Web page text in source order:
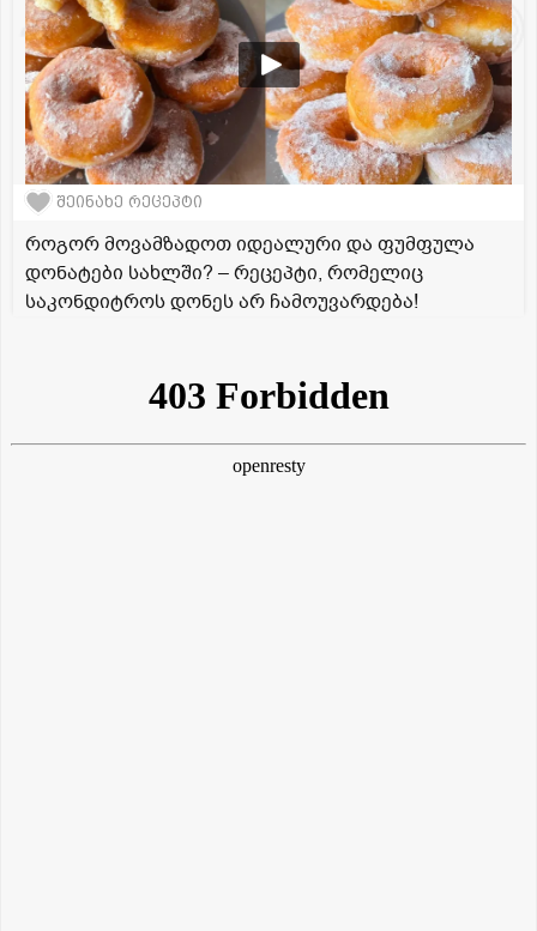
შეინახე რეცეპტი
როგორ მოვამზადოთ იდეალური და ფუმფულა
დონატები სახლში? – რეცეპტი, რომელიც
საკონდიტროს დონეს არ ჩამოუვარდება!